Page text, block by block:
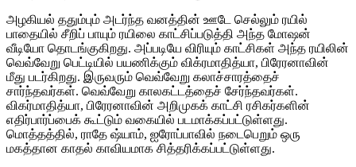
அழகியல் ததும்பும் அடர்ந்த வனத்தின் ஊடே செல்லும் ரயில்
பாதையில் சீறிப் பாயும் ரயிலை காட்சிப்படுத்தி அந்த மோஷன்
வீடியோ தொடங்குகிறது. அப்படியே விரியும் காட்சிகள் அந்த ரயிலின்
வெவ்வேறு பெட்டியில் பயணிக்கும் விக்ரமாதித்யா, பிரேரனாவின்
மீது படர்கிறது. இருவரும் வெவ்வேறு கலாச்சாரத்தைச்
சார்ந்தவர்கள். வெவ்வேறு காலகட்டத்தைச் சேர்ந்தவர்கள்.
விகர்மாதித்யா, பிரேரனாவின் அறிமுகக் காட்சி ரசிகர்களின்
எதிர்பார்ப்பைக் கூட்டும் வகையில் படமாக்கப்பட்டுள்ளது.
மொத்தத்தில், ராதே ஷ்யாம், ஐரோப்பாவில் நடைபெறும் ஒரு
மகத்தான காதல் காவியமாக சித்தரிக்கப்பட்டுள்ளது.